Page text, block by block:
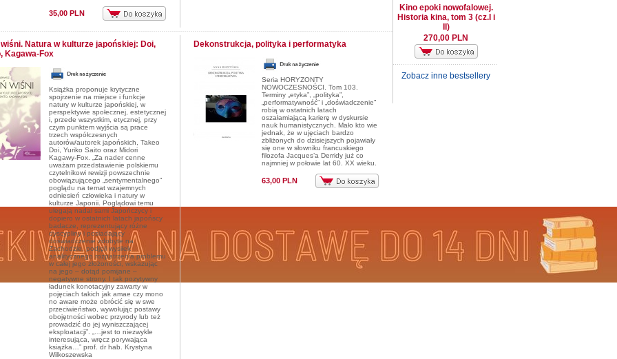
35,00 PLN
Natura w kulturze japońskiej: Doi,
Kagawa-Fox
Książka proponuje krytyczne
spojrzenie na miejsce i funkcje
natury w kulturze japońskiej, w
perspektywie społecznej, estetycznej
i, przede wszystkim, etycznej, przy
czym punktem wyjścia są prace
trzech współczesnych
autorów/autorek japońskich, Takeo
Doi, Yuriko Saito oraz Midori
Kagawy-Fox. „Za nader cenne
uważam przedstawienie polskiemu
czytelnikowi rewizji powszechnie
obowiązującego „sentymentalnego”
poglądu na temat wzajemnych
odniesień człowieka i natury w
kulturze Japonii. Poglądowi temu
ulegają nadal sami Japończycy i
dopiero w ostatnich latach japońscy
badacze, reprezentujący różne
dyscypliny i posiadający
doświadczenie zdobyte na
Zachodzie, podjęli wysiłek
analitycznego rozpatrzenia problemu
w całej jego złożoności, wskazując
na jego – dotąd pomijane –
negatywne strony. I tak pozytywny
ładunek konotacyjny zawarty w
pojęciach takich jak amae czy mono
no aware może obrócić się w swe
przeciwieństwo, wywołując postawy
obojętności wobec przyrody lub też
prowadzić do jej wyniszczającej
eksploatacji”. „…jest to niezwykle
interesująca, wręcz porywająca
książka…” prof. dr hab. Krystyna
Wilkoszewska
Dekonstrukcja, polityka i performatyka
Seria HORYZONTY
NOWOCZESNOŚCI. Tom 103.
Terminy „etyka”, „polityka”,
„performatywność” i „doświadczenie”
robią w ostatnich latach
oszałamiającą karierę w dyskursie
nauk humanistycznych. Mało kto wie
jednak, że w ujęciach bardzo
zbliżonych do dzisiejszych pojawiały
się one w słowniku francuskiego
filozofa Jacques’a Derridy już co
najmniej w połowie lat 60. XX wieku.
63,00 PLN
Kino epoki nowofalowej.
Historia kina, tom 3 (cz.I i
II)
270,00 PLN
Zobacz inne bestsellery